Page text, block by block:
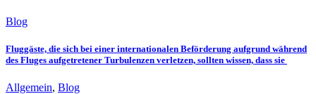
Blog
Fluggäste, die sich bei einer internationalen Beförderung aufgrund während
des Fluges aufgetretener Turbulenzen verletzen, sollten wissen, dass sie
Allgemein, Blog